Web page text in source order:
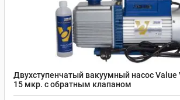
Двухступенчатый вакуумный насос Value
15 мкр. c обратным клапаном